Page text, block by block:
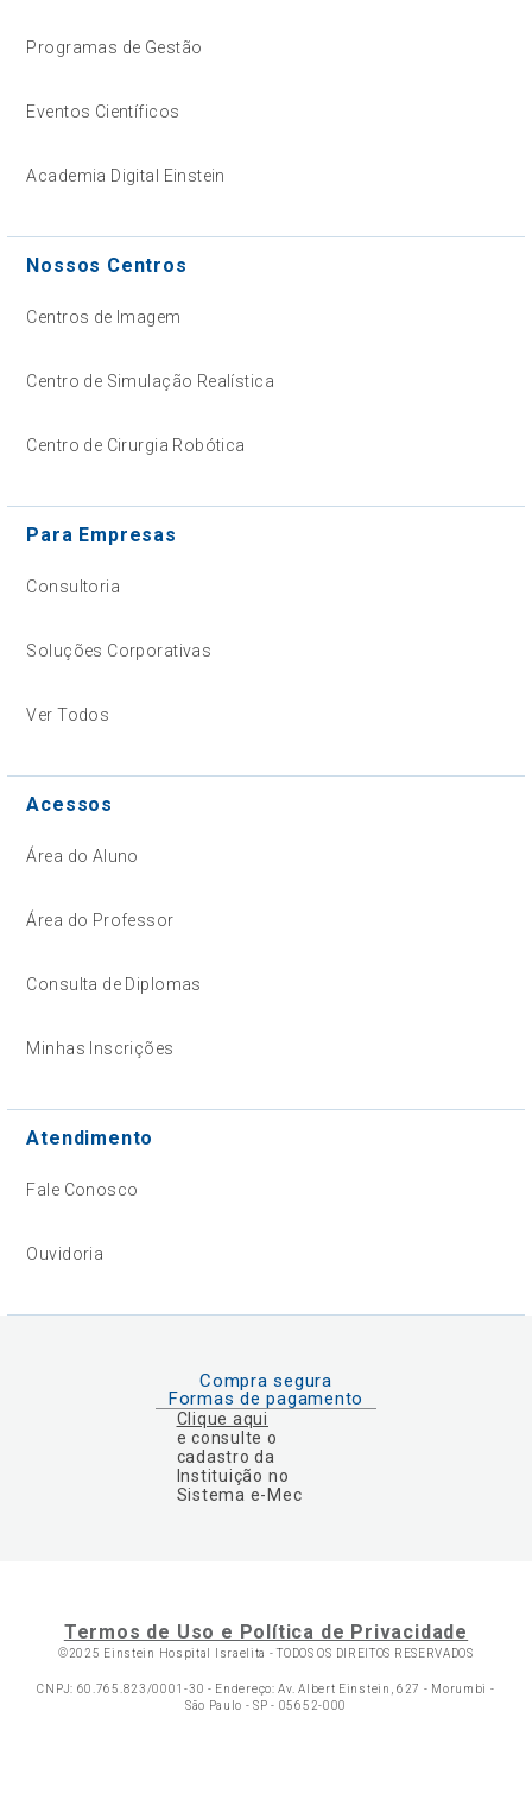
Programas de Gestão
Eventos Científicos
Academia Digital Einstein
Nossos Centros
Centros de Imagem
Centro de Simulação Realística
Centro de Cirurgia Robótica
Para Empresas
Consultoria
Soluções Corporativas
Ver Todos
Acessos
Área do Aluno
Área do Professor
Consulta de Diplomas
Minhas Inscrições
Atendimento
Fale Conosco
Ouvidoria
Compra segura
Formas de pagamento
Clique aqui
e consulte o
cadastro da
Instituição no
Sistema e-Mec
Termos de Uso e Política de Privacidade
©2025 Einstein Hospital Israelita -TODOS OS DIREITOS RESERVADOS
CNPJ: 60.765.823/0001-30 - Endereço: Av. Albert Einstein, 627 - Morumbi -
São Paulo - SP - 05652-000